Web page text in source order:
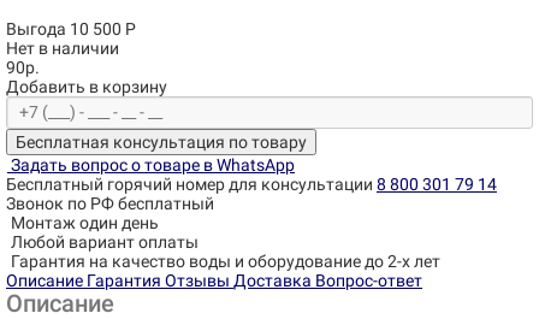
Выгода 10 500 Р
Нет в наличии
90р.
Добавить в корзину
Бесплатная консультация по товару
Задать вопрос о товаре в WhatsApp
Бесплатный горячий номер для консультации 8 800 301 79 14
Звонок по РФ бесплатный
Монтаж один день
Любой вариант оплаты
Гарантия на качество воды и оборудование до 2-х лет
Описание Гарантия Отзывы Доставка Вопрос-ответ
Описание